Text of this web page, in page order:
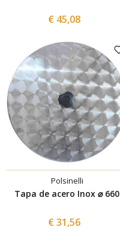
€ 45,08
Polsinelli
Tapa de acero Inox ⌀ 660
€ 31,56